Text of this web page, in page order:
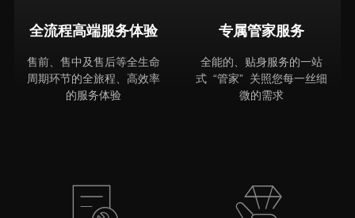
全流程高端服务体验
售前、售中及售后等全生命
周期环节的全旅程、高效率
的服务体验
专属管家服务
全能的、贴身服务的一站
式 “管家” 关照您每一丝细
微的需求